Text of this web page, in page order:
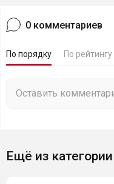
0 комментариев
По порядку По рейтингу
Ещё из категории